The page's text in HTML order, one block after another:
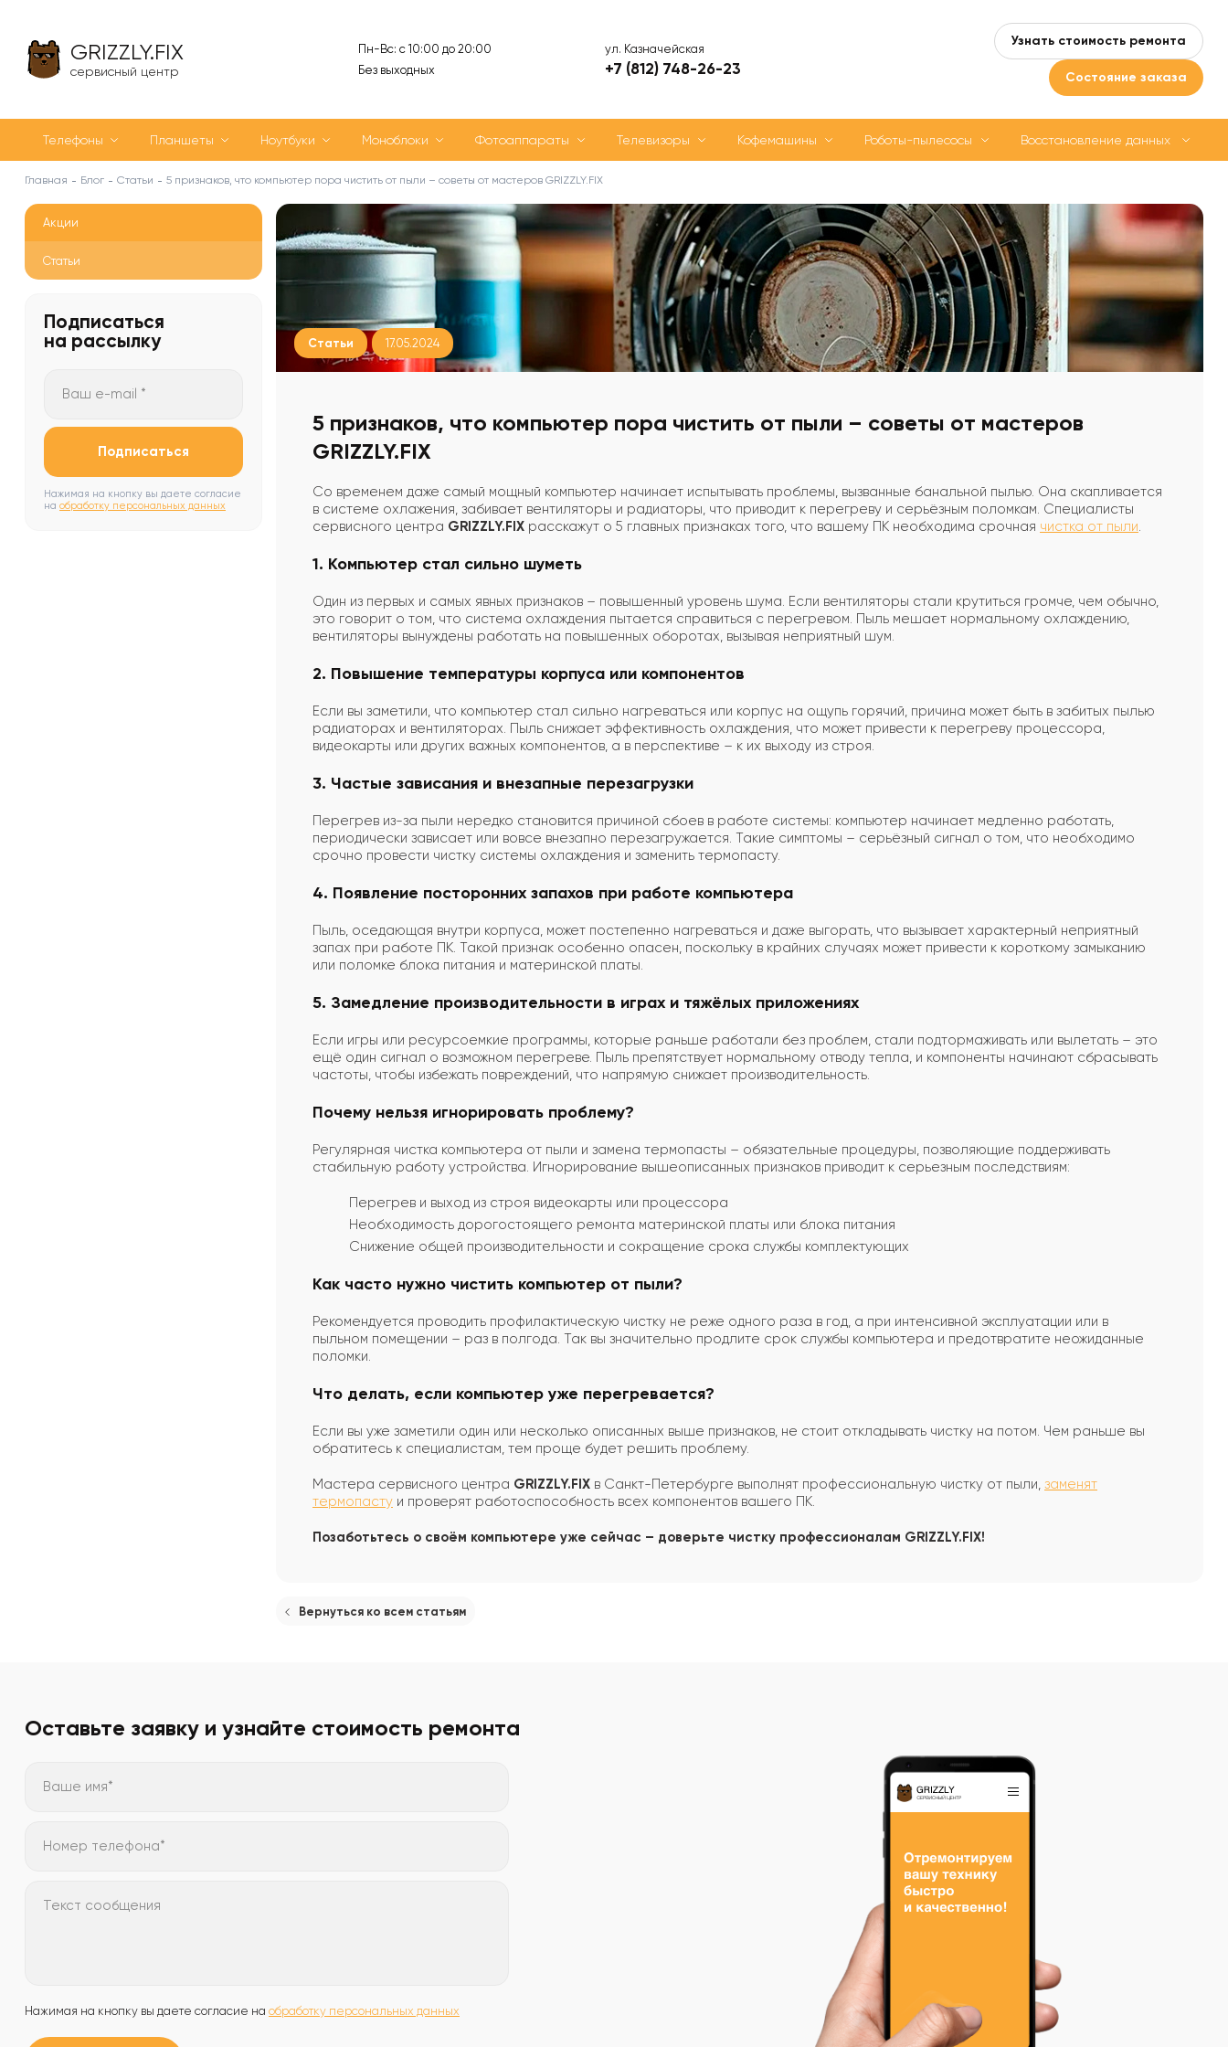
GRIZZLY.FIX
сервисный центр
Пн-Вс: с 10:00 до 20:00
Без выходных
ул. Казначейская
+7 (812) 748-26-23
Узнать стоимость ремонта
Состояние заказа
Телефоны Планшеты Ноутбуки Моноблоки Фотоаппараты Телевизоры Кофемашины Роботы-пылесосы Восстановление данных
Главная Блог Статьи 5 признаков, что компьютер пора чистить от пыли – советы от мастеров GRIZZLY.FIX
Статьи 17.05.2024
5 признаков, что компьютер пора чистить от пыли – советы от мастеров
GRIZZLY.FIX
Со временем даже самый мощный компьютер начинает испытывать проблемы, вызванные банальной пылью. Она скапливается
в системе охлажения, забивает вентиляторы и радиаторы, что приводит к перегреву и серьёзным поломкам. Специалисты
сервисного центра GRIZZLY.FIX расскажут о 5 главных признаках того, что вашему ПК необходима срочная чистка от пыли.
1. Компьютер стал сильно шуметь
Один из первых и самых явных признаков – повышенный уровень шума. Если вентиляторы стали крутиться громче, чем обычно,
это говорит о том, что система охлаждения пытается справиться с перегревом. Пыль мешает нормальному охлаждению,
вентиляторы вынуждены работать на повышенных оборотах, вызывая неприятный шум.
2. Повышение температуры корпуса или компонентов
Если вы заметили, что компьютер стал сильно нагреваться или корпус на ощупь горячий, причина может быть в забитых пылью
радиаторах и вентиляторах. Пыль снижает эффективность охлаждения, что может привести к перегреву процессора,
видеокарты или других важных компонентов, а в перспективе – к их выходу из строя.
3. Частые зависания и внезапные перезагрузки
Перегрев из-за пыли нередко становится причиной сбоев в работе системы: компьютер начинает медленно работать,
периодически зависает или вовсе внезапно перезагружается. Такие симптомы – серьёзный сигнал о том, что необходимо
срочно провести чистку системы охлаждения и заменить термопасту.
4. Появление посторонних запахов при работе компьютера
Пыль, оседающая внутри корпуса, может постепенно нагреваться и даже выгорать, что вызывает характерный неприятный
запах при работе ПК. Такой признак особенно опасен, поскольку в крайних случаях может привести к короткому замыканию
или поломке блока питания и материнской платы.
5. Замедление производительности в играх и тяжёлых приложениях
Если игры или ресурсоемкие программы, которые раньше работали без проблем, стали подтормаживать или вылетать – это
ещё один сигнал о возможном перегреве. Пыль препятствует нормальному отводу тепла, и компоненты начинают сбрасывать
частоты, чтобы избежать повреждений, что напрямую снижает производительность.
Почему нельзя игнорировать проблему?
Регулярная чистка компьютера от пыли и замена термопасты – обязательные процедуры, позволяющие поддерживать
стабильную работу устройства. Игнорирование вышеописанных признаков приводит к серьезным последствиям:
Перегрев и выход из строя видеокарты или процессора
Необходимость дорогостоящего ремонта материнской платы или блока питания
Снижение общей производительности и сокращение срока службы комплектующих
Как часто нужно чистить компьютер от пыли?
Рекомендуется проводить профилактическую чистку не реже одного раза в год, а при интенсивной эксплуатации или в
пыльном помещении – раз в полгода. Так вы значительно продлите срок службы компьютера и предотвратите неожиданные
поломки.
Что делать, если компьютер уже перегревается?
Если вы уже заметили один или несколько описанных выше признаков, не стоит откладывать чистку на потом. Чем раньше вы
обратитесь к специалистам, тем проще будет решить проблему.
Мастера сервисного центра GRIZZLY.FIX в Санкт-Петербурге выполнят профессиональную чистку от пыли, заменят
термопасту и проверят работоспособность всех компонентов вашего ПК.
Позаботьтесь о своём компьютере уже сейчас – доверьте чистку профессионалам GRIZZLY.FIX!
Вернуться ко всем статьям
Акции
Статьи
Подписаться
на рассылку
Ваш e-mail *
Подписаться
Нажимая на кнопку вы даете согласие
на обработку персональных данных
Оставьте заявку и узнайте стоимость ремонта
Ваше имя*
Номер телефона*
Текст сообщения
Нажимая на кнопку вы даете согласие на обработку персональных данных